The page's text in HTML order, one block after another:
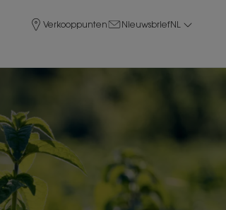
Verkooppunten NieuwsbriefNL